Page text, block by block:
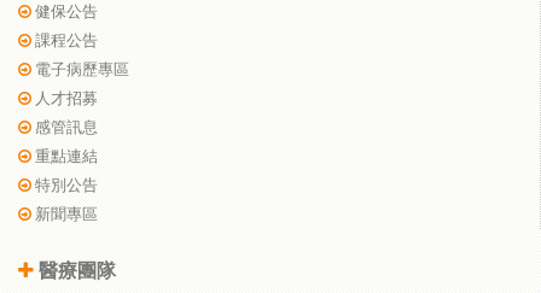
健保公告
課程公告
電子病歷專區
人才招募
感管訊息
重點連結
特別公告
新聞專區
醫療團隊